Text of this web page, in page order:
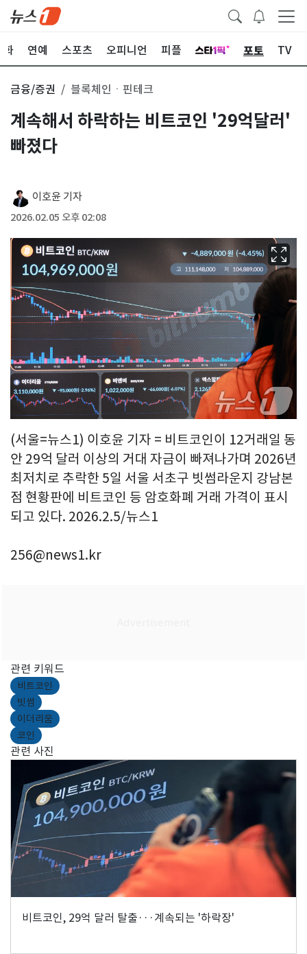
화 연예 스포츠 오피니언 피플 포토 TV
금융/증권 블록체인ㆍ핀테크
계속해서 하락하는 비트코인 '29억달러'
빠졌다
이호윤 기자
2026.02.05 오후 02:08
(서울=뉴스1) 이호윤 기자 = 비트코인이 12거래일 동
안 29억 달러 이상의 거대 자금이 빠져나가며 2026년
최저치로 추락한 5일 서울 서초구 빗썸라운지 강남본
점 현황판에 비트코인 등 암호화폐 거래 가격이 표시
되고 있다. 2026.2.5/뉴스1
256@news1.kr
관련 키워드
비트코인
빗썸
이더리움
코인
관련 사진
비트코인, 29억 달러 탈출···계속되는 '하락장'